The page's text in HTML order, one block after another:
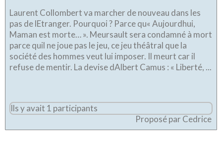
Laurent Collombert va marcher de nouveau dans les
pas de lEtranger. Pourquoi ? Parce qu« Aujourdhui,
Maman est morte… ». Meursault sera condamné à mort
parce quil ne joue pas le jeu, ce jeu théâtral que la
société des hommes veut lui imposer. Il meurt car il
refuse de mentir. La devise dAlbert Camus : « Liberté, ...
Ils y avait 1 participants
Proposé par Cedrice